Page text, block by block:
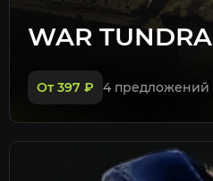
WAR TUNDRA
От 397 ₽ 4 предложений